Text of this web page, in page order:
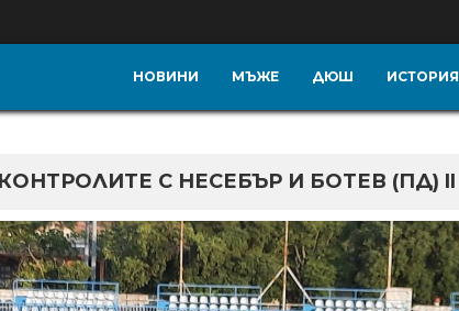
НОВИНИ МЪЖЕ ДЮШ ИСТОРИЯ
С НЕСЕБЪР И БОТЕВ (ПД) II